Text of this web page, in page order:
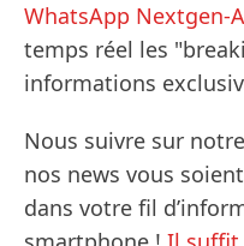
WhatsApp Nextgen-
temps réel les
informations
Nous suivre sur
nos news vous
dans votre fil